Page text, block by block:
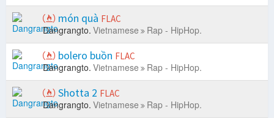
món quà FLAC
Dangrangto. Vietnamese Rap - HipHop.
bolero buồn FLAC
Dangrangto. Vietnamese Rap - HipHop.
Shotta 2 FLAC
Dangrangto. Vietnamese Rap - HipHop.